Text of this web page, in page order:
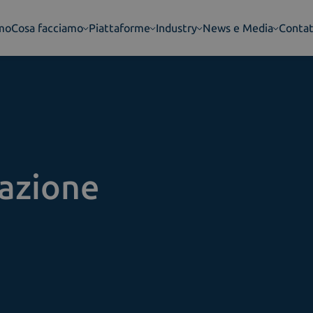
Cosa facciamo Piattaforme Industry News e Media